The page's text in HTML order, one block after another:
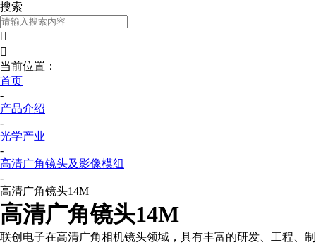
搜索


当前位置：
首页
-
产品介绍
-
光学产业
-
高清广角镜头及影像模组
-
高清广角镜头14M
高清广角镜头14M
联创电子在高清广角相机镜头领域，具有丰富的研发、工程、制